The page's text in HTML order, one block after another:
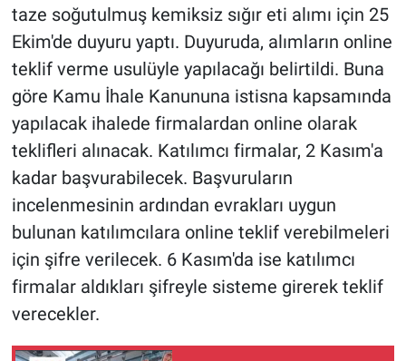
taze soğutulmuş kemiksiz sığır eti alımı için 25
Ekim'de duyuru yaptı. Duyuruda, alımların online
teklif verme usulüyle yapılacağı belirtildi. Buna
göre Kamu İhale Kanununa istisna kapsamında
yapılacak ihalede firmalardan online olarak
teklifleri alınacak. Katılımcı firmalar, 2 Kasım'a
kadar başvurabilecek. Başvuruların
incelenmesinin ardından evrakları uygun
bulunan katılımcılara online teklif verebilmeleri
için şifre verilecek. 6 Kasım'da ise katılımcı
firmalar aldıkları şifreyle sisteme girerek teklif
verecekler.